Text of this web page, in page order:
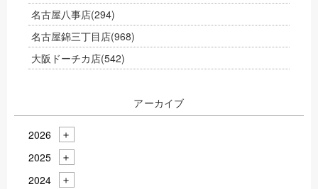
名古屋八事店(294)
名古屋錦三丁目店(968)
大阪ドーチカ店(542)
アーカイブ
2026
2025
2024